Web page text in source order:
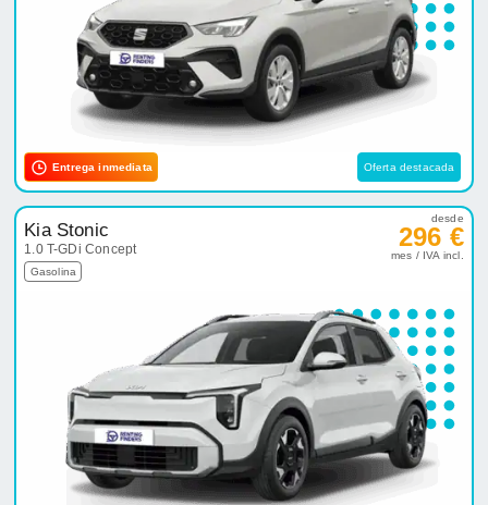
Entrega inmediata Oferta destacada
Kia Stonic
1.0 T-GDi Concept
Gasolina
desde
296 €
mes / IVA incl.